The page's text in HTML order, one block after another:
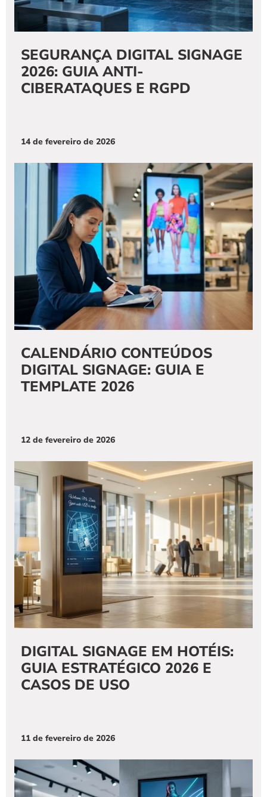
SEGURANÇA DIGITAL SIGNAGE
2026: GUIA ANTI-
CIBERATAQUES E RGPD
14 de fevereiro de 2026
CALENDÁRIO CONTEÚDOS
DIGITAL SIGNAGE: GUIA E
TEMPLATE 2026
12 de fevereiro de 2026
DIGITAL SIGNAGE EM HOTÉIS:
GUIA ESTRATÉGICO 2026 E
CASOS DE USO
11 de fevereiro de 2026